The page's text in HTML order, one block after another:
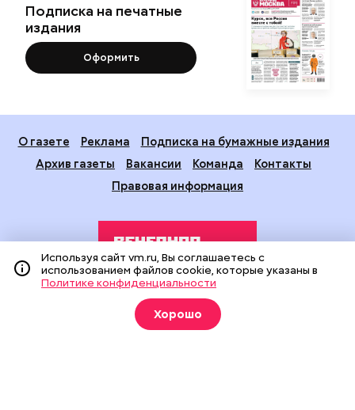
Подписка на печатные
издания
Оформить
О газете Реклама
Подписка на бумажные издания
Архив газеты
Вакансии Команда
Контакты
Правовая информация
Издание создано при финансовой поддержке Департамента
средств массовой информации и рекламы города Москвы.
На сайте применяются рекомендательные технологии
Используя сайт vm.ru, Вы соглашаетесь с
использованием файлов cookie, которые указаны в
Политике конфиденциальности
Хорошо